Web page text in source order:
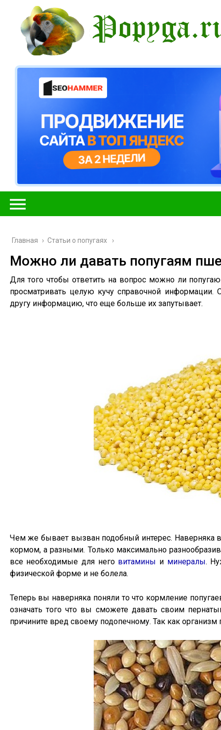
Главная › Cтатьи о попугаях
Можно ли давать попугаям
Для того чтобы ответить на вопрос можно ли
просматривать целую кучу справочной
другу информацию, что еще больше их запутывает.
Чем же бывает вызван подобный интерес. Наверняка
кормом, а разными. Только максимально
все необходимые для него витамины и минералы.
физической форме и не болела.
Теперь вы наверняка поняли то что кормление
означать того что вы сможете давать своим
причините вред своему подопечному. Так как